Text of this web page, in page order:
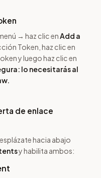
→ haz clic enAdd a
Token, haz clic en
y luego haz clic en
lo necesitarás al
de enlace
hacia abajo
y habilita ambos: